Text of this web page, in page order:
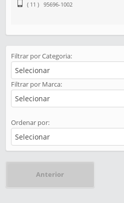
( 11 ) 95696-1002
Filtrar por Categoria:
Selecionar
Filtrar por Marca:
Selecionar
Ordenar por:
Selecionar
Anterior